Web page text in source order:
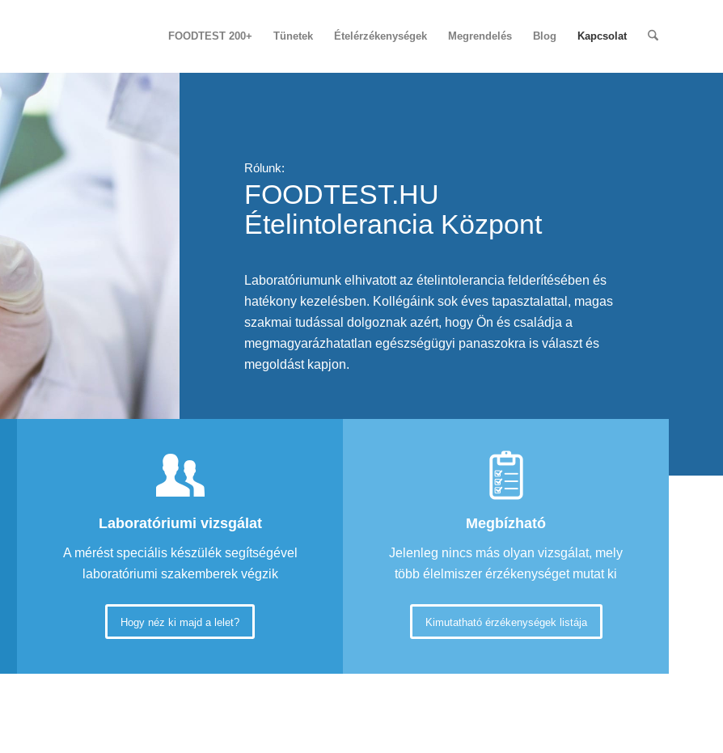
FOODTEST 200+ Tünetek Ételérzékenységek Megrendelés Blog Kapcsolat
Rólunk:
FOODTEST.HU
Ételintolerancia Központ
Laboratóriumunk elhivatott az ételintolerancia felderítésében és
hatékony kezelésben. Kollégáink sok éves tapasztalattal, magas
szakmai tudással dolgoznak azért, hogy Ön és családja a
megmagyarázhatatlan egészségügyi panaszokra is választ és
megoldást kapjon.
Laboratóriumi vizsgálat
A mérést speciális készülék segítségével
laboratóriumi szakemberek végzik
Hogy néz ki majd a lelet?
Megbízható
Jelenleg nincs más olyan vizsgálat, mely
több élelmiszer érzékenységet mutat ki
Kimutatható érzékenységek listája